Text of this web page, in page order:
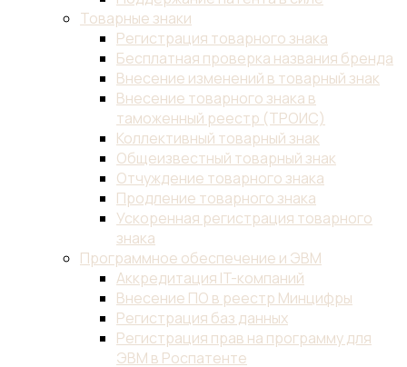
Товарные знаки
Регистрация товарного знака
Бесплатная проверка названия бренда
Внесение изменений в товарный знак
Внесение товарного знака в
таможенный реестр (ТРОИС)
Коллективный товарный знак
Общеизвестный товарный знак
Отчуждение товарного знака
Продление товарного знака
Ускоренная регистрация товарного
знака
Программное обеспечение и ЭВМ
Аккредитация IT-компаний
Внесение ПО в реестр Минцифры
Регистрация баз данных
Регистрация прав на программу для
ЭВМ в Роспатенте